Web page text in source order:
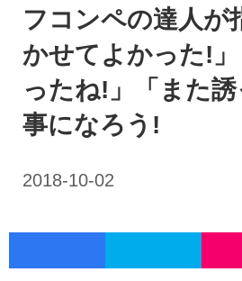
フコンペの達人が
かせてよかった!
ったね!」「また
事になろう!